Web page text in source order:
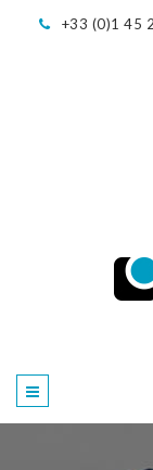
+33 (0)1 45